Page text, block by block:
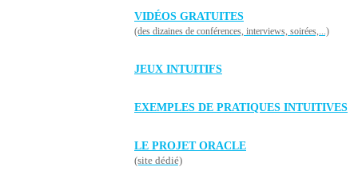
VIDÉOS GRATUITES
(des dizaines de conférences, interviews, soirées,...)
JEUX INTUITIFS
EXEMPLES DE PRATIQUES INTUITIVES
LE PROJET ORACLE
(site dédié)